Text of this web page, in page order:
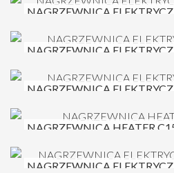
NAGRZEWNICA
NAGRZEWNICA
NAGRZEWNICA
NAGRZEWNICA HEATER
NAGRZEWNICA